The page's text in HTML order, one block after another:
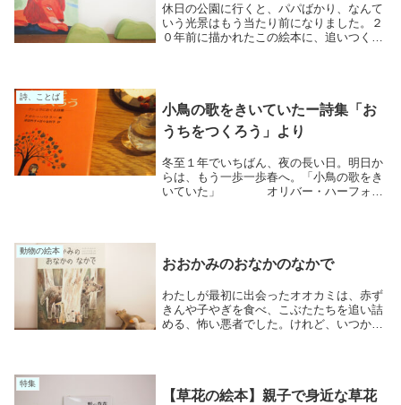
休日の公園に行くと、パパばかり、なんて
いう光景はもう当たり前になりました。２
０年前に描かれたこの絵本に、追いつく日
詩、ことば
小鳥の歌をきいていたー詩集「お
うちをつくろう」より
冬至１年でいちばん、夜の長い日。明日か
らは、もう一歩一歩春へ。「小鳥の歌をき
いていた」 オリバー・ハーフォー
動物の絵本
おおかみのおなかのなかで
わたしが最初に出会ったオオカミは、赤ず
きんや子やぎを食べ、こぶたたちを追い詰
める、怖い悪者でした。けれど、いつから
特集
【草花の絵本】親子で身近な草花